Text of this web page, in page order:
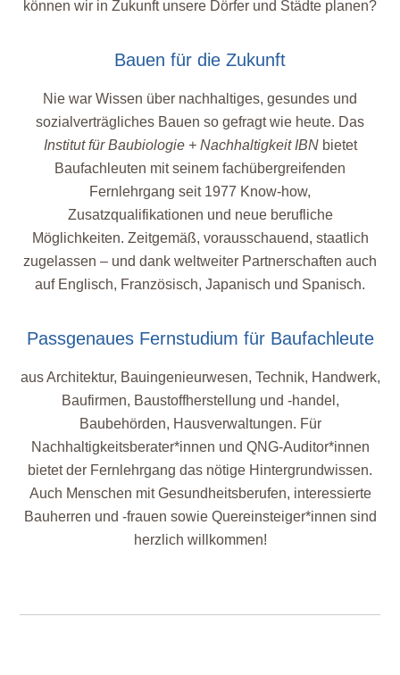
können wir in Zukunft unsere Dörfer und Städte planen?
Bauen für die Zukunft
Nie war Wissen über nachhaltiges, gesundes und
sozialverträgliches Bauen so gefragt wie heute. Das
Institut für Baubiologie + Nachhaltigkeit IBNbietet
Baufachleuten mit seinem fachübergreifenden
Fernlehrgang seit 1977 Know-how,
Zusatzqualifikationen und neue berufliche
Möglichkeiten. Zeitgemäß, vorausschauend, staatlich
zugelassen – und dank weltweiter Partnerschaften auch
auf Englisch, Französisch, Japanisch und Spanisch.
Passgenaues Fernstudium für Baufachleute
aus Architektur, Bauingenieurwesen, Technik, Handwerk,
Baufirmen, Baustoffherstellung und -handel,
Baubehörden, Hausverwaltungen. Für
Nachhaltigkeitsberater*innen und QNG-Auditor*innen
bietet der Fernlehrgang das nötige Hintergrundwissen.
Auch Menschen mit Gesundheitsberufen, interessierte
Bauherren und -frauen sowie Quereinsteiger*innen sind
herzlich willkommen!